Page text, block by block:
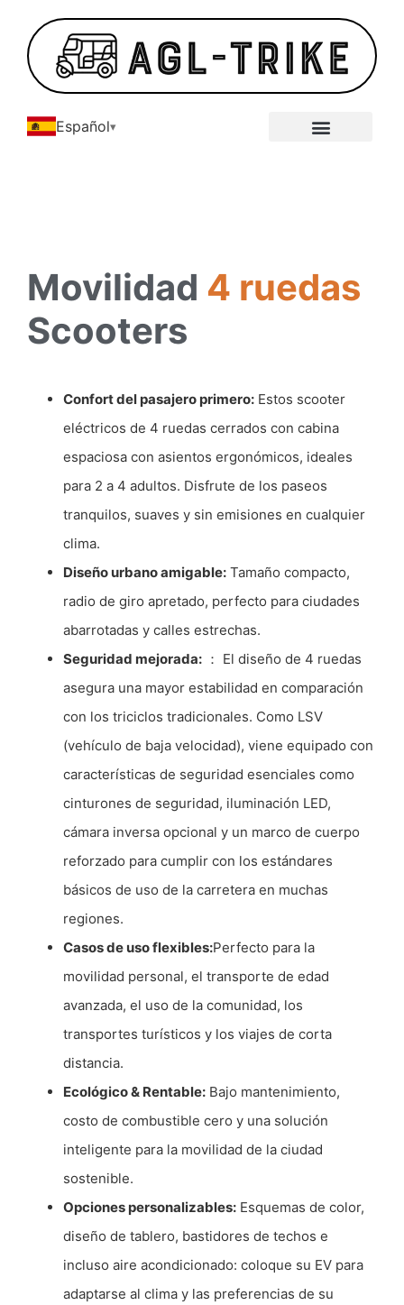
Español
Movilidad 4 ruedas
Scooters
Confort del pasajero primero: Estos scooter
eléctricos de 4 ruedas cerrados con cabina
espaciosa con asientos ergonómicos, ideales
para 2 a 4 adultos. Disfrute de los paseos
tranquilos, suaves y sin emisiones en cualquier
clima.
Diseño urbano amigable: Tamaño compacto,
radio de giro apretado, perfecto para ciudades
abarrotadas y calles estrechas.
Seguridad mejorada: ： El diseño de 4 ruedas
asegura una mayor estabilidad en comparación
con los triciclos tradicionales. Como LSV
(vehículo de baja velocidad), viene equipado con
características de seguridad esenciales como
cinturones de seguridad, iluminación LED,
cámara inversa opcional y un marco de cuerpo
reforzado para cumplir con los estándares
básicos de uso de la carretera en muchas
regiones.
Casos de uso flexibles:Perfecto para la
movilidad personal, el transporte de edad
avanzada, el uso de la comunidad, los
transportes turísticos y los viajes de corta
distancia.
Ecológico & Rentable: Bajo mantenimiento,
costo de combustible cero y una solución
inteligente para la movilidad de la ciudad
sostenible.
Opciones personalizables: Esquemas de color,
diseño de tablero, bastidores de techos e
incluso aire acondicionado: coloque su EV para
adaptarse al clima y las preferencias de su